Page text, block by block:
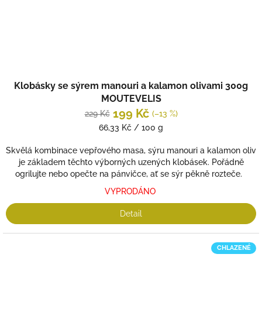
Klobásky se sýrem manouri a kalamon olivami 300g
MOUTEVELIS
229 Kč 199 Kč (–13 %)
Měrná
66,33 Kč / 100 g
Skvělá kombinace vepřového masa, sýru manouri a kalamon oliv
je základem těchto výborných uzených klobásek. Pořádně
ogrilujte nebo opečte na pánvičce, ať se sýr pěkně rozteče.
VYPRODÁNO
Detail
CHLAZENÉ